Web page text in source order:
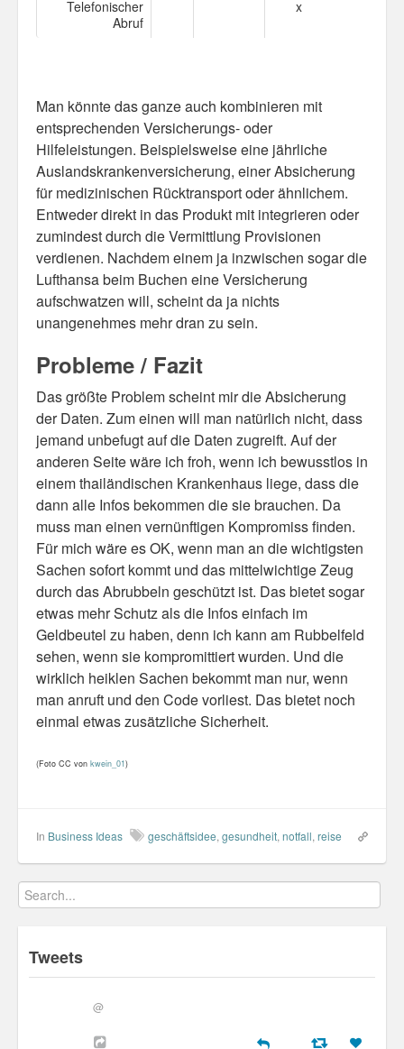
Telefonischer
Abruf
x
Man könnte das ganze auch kombinieren mit
entsprechenden Versicherungs- oder
Hilfeleistungen. Beispielsweise eine jährliche
Auslandskrankenversicherung, einer Absicherung
für medizinischen Rücktransport oder ähnlichem.
Entweder direkt in das Produkt mit integrieren oder
zumindest durch die Vermittlung Provisionen
verdienen. Nachdem einem ja inzwischen sogar die
Lufthansa beim Buchen eine Versicherung
aufschwatzen will, scheint da ja nichts
unangenehmes mehr dran zu sein.
Probleme / Fazit
Das größte Problem scheint mir die Absicherung
der Daten. Zum einen will man natürlich nicht, dass
jemand unbefugt auf die Daten zugreift. Auf der
anderen Seite wäre ich froh, wenn ich bewusstlos in
einem thailändischen Krankenhaus liege, dass die
dann alle Infos bekommen die sie brauchen. Da
muss man einen vernünftigen Kompromiss finden.
Für mich wäre es OK, wenn man an die wichtigsten
Sachen sofort kommt und das mittelwichtige Zeug
durch das Abrubbeln geschützt ist. Das bietet sogar
etwas mehr Schutz als die Infos einfach im
Geldbeutel zu haben, denn ich kann am Rubbelfeld
sehen, wenn sie kompromittiert wurden. Und die
wirklich heiklen Sachen bekommt man nur, wenn
man anruft und den Code vorliest. Das bietet noch
einmal etwas zusätzliche Sicherheit.
(Foto CC von kwein_01)
In Business Ideas geschäftsidee, gesundheit, notfall, reise
Tweets
@